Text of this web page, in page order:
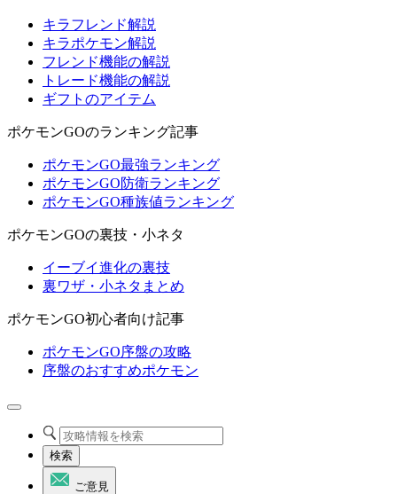
キラフレンド解説
キラポケモン解説
フレンド機能の解説
トレード機能の解説
ギフトのアイテム
ポケモンGOのランキング記事
ポケモンGO最強ランキング
ポケモンGO防衛ランキング
ポケモンGO種族値ランキング
ポケモンGOの裏技・小ネタ
イーブイ進化の裏技
裏ワザ・小ネタまとめ
ポケモンGO初心者向け記事
ポケモンGO序盤の攻略
序盤のおすすめポケモン
検索
ご意見